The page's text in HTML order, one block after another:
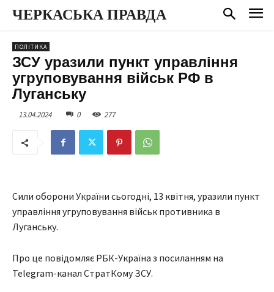
ЧЕРКАСЬКА ПРАВДА
ПОЛІТИКА
ЗСУ уразили пункт управління
угруповування військ РФ в
Луганську
13.04.2024 0 277
Сили оборони України сьогодні, 13 квітня, уразили пункт
управління угруповування військ противника в
Луганську.
Про це повідомляє РБК-Україна з посиланням на
Telegram-канал СтратКому ЗСУ.